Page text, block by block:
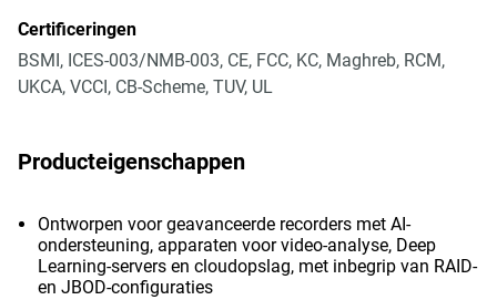
Certificeringen
BSMI, ICES-003/NMB-003, CE, FCC, KC, Maghreb, RCM,
UKCA, VCCI, CB-Scheme, TUV, UL
Producteigenschappen
Ontworpen voor geavanceerde recorders met AI-
ondersteuning, apparaten voor video-analyse, Deep
Learning-servers en cloudopslag, met inbegrip van RAID-
en JBOD-configuraties